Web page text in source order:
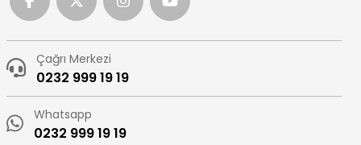
Çağrı Merkezi
0232 999 19 19
Whatsapp
0232 999 19 19